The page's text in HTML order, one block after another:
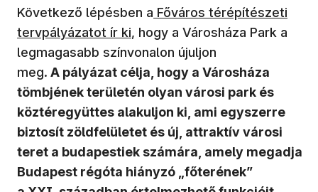
Következő lépésben a Főváros térépítészeti
tervpályázatot ír ki, hogy a Városháza Park a
legmagasabb színvonalon újuljon
meg. A pályázat célja, hogy a Városháza
tömbjének területén olyan városi park és
köztéregyüttes alakuljon ki, ami egyszerre
biztosít zöldfelületet és új, attraktív városi
teret a budapestiek számára, amely megadja
Budapest régóta hiányzó „főterének”